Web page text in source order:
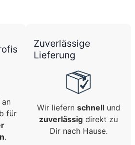
für
.
Zuverlässige
Lieferung
Wir liefern schnellund
zuverlässig direkt zu
Dir nach Hause.